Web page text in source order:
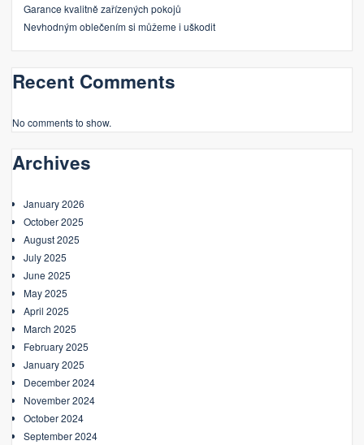
Garance kvalitně zařízených pokojů
Nevhodným oblečením si můžeme i uškodit
Recent Comments
No comments to show.
Archives
January 2026
October 2025
August 2025
July 2025
June 2025
May 2025
April 2025
March 2025
February 2025
January 2025
December 2024
November 2024
October 2024
September 2024